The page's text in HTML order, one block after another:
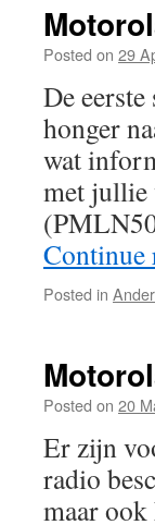
Posted on 29
De
honger
wat
met jullie
Continue
Posted in
Posted on 20
Er zijn
radio
maar ook